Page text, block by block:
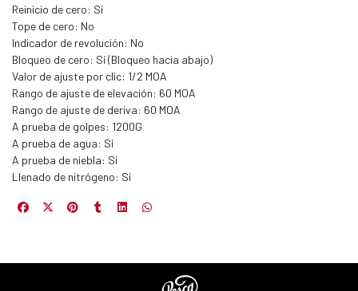
JUGAR
Reinicio de cero: Sí
Tope de cero: No
Indicador de revolución: No
Bloqueo de cero: Sí (Bloqueo hacia abajo)
Valor de ajuste por clic: 1/2 MOA
Rango de ajuste de elevación: 60 MOA
Rango de ajuste de deriva: 60 MOA
A prueba de golpes: 1200G
A prueba de agua: Sí
A prueba de niebla: Sí
Llenado de nitrógeno: Sí